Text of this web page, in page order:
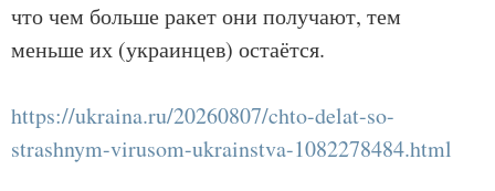
что чем больше ракет они получают, тем
меньше их (украинцев) остаётся.
https://ukraina.ru/20260807/chto-delat-so-
strashnym-virusom-ukrainstva-1082278484.html